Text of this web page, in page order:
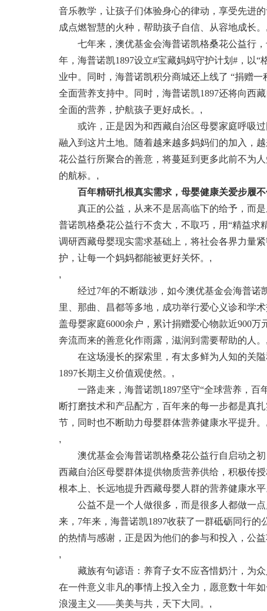
音乐教学，让孩子们体验身心的律动，享受先进
成点燃智慧的火种，帮助孩子自信、从容地成长。 ,
七年来，澳优基金会海普诺凯格桑花公益行，
年，海普诺凯1897设立#宝藏妈妈守护计划#，以
业中。同时，海普诺凯积分商城还上线了 “捐赠
全面营养支持中。同时，海普诺凯1897还将向西
全面的营养，护航孩子更好成长。 ,
或许，正是因为和西藏自治区母婴家庭呼吸过
融入到这片土地。随着越来越多妈妈们的加入，
花公益行所聚合的善意，将蔓延到更多此前不为
的航标。 ,
百年精研扎根真实需求，母婴健康关爱步履
真正的公益，从来不是居高临下的给予，而是
普诺凯格桑花公益行不贪大，不取巧，用“精益
调研西藏母婴现实需求基础上，将社会各界力量
护，让每一个妈妈都能被更好关怀。 ,
,
经过7年的不断跋涉，如今澳优基金会海普诺
里、那曲、昌都等多地，成功举行爱心义诊和学
盖母婴家庭6000余户，累计捐赠爱心物款近900万
奔流而来的善意化作雨露，滋润到需要帮助的人。 ,
在这场漫长的探索里，有太多鲜为人知的关隘
1897长期主义价值观使然。 ,
一路走来，海普诺凯1897坚守“全球营养，百
断打磨技术和产品配方，百年来的每一步都是真
节，同时也不断助力母婴群体营养健康水平提升。 ,
,
澳优基金会海普诺凯格桑花公益行自启动之初
西藏自治区母婴群体提供物质营养供给，积极传
根本上、长远地提升西藏母婴人群的营养健康水平
公益不是一个人做很多，而是很多人都做一点
来，7年来，海普诺凯1897收获了一群砥砺同行
的热情与感谢，正是因为他们的参与和投入，公益
,
藏族有句谚语：养育子女不应吝惜奶汁，为众
在一件意义非凡的事情上投入全力，愿意数十年
浪漫主义——美美与共，天下大同。 ,